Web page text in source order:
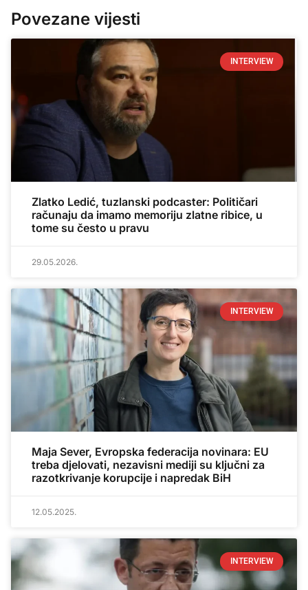
Povezane vijesti
INTERVIEW
Zlatko Ledić, tuzlanski podcaster: Političari
računaju da imamo memoriju zlatne ribice, u
tome su često u pravu
29.05.2026.
INTERVIEW
Maja Sever, Evropska federacija novinara: EU
treba djelovati, nezavisni mediji su ključni za
razotkrivanje korupcije i napredak BiH
12.05.2025.
INTERVIEW